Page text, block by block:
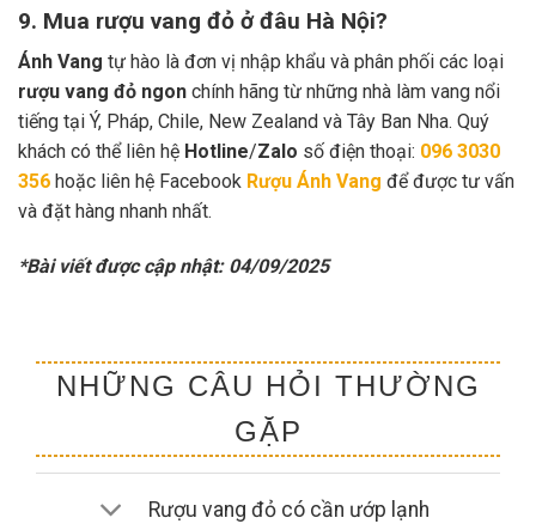
9. Mua rượu vang đỏ ở đâu Hà Nội?
Ánh Vang tự hào là đơn vị nhập khẩu và phân phối các loại
rượu vang đỏ ngon chính hãng từ những nhà làm vang nổi
tiếng tại Ý, Pháp, Chile, New Zealand và Tây Ban Nha. Quý
khách có thể liên hệ Hotline/Zalo số điện thoại: 096 3030
356 hoặc liên hệ Facebook Rượu Ánh Vang để được tư vấn
và đặt hàng nhanh nhất.
*Bài viết được cập nhật: 04/09/2025
NHỮNG CÂU HỎI THƯỜNG
GẶP
Rượu vang đỏ có cần ướp lạnh